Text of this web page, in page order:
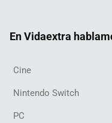
En Vidaextra
Cine
Nintendo Switch
PC